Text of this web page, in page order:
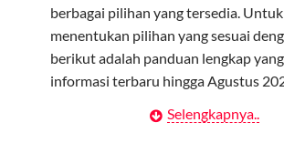
serta syarat dan ketentuan yang
dapat diubah atau ditambah sesuai
Biaya Pasang Baru (PSB)
perangkat CPE (Customer Premises
berbagai pilihan yang tersedia.
menentukan pilihan yang sesuai
berikut adalah panduan lengkap
informasi terbaru hingga Agustus
Menentukan Kebutuhan Kecepatan
Selengkapnya..